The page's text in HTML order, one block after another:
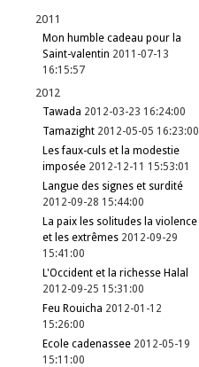
2011
Mon humble cadeau pour la
Saint-valentin 2011-07-13
16:15:57
2012
Tawada 2012-03-23 16:24:00
Tamazight 2012-05-05 16:23:00
Les faux-culs et la modestie
imposée 2012-12-11 15:53:01
Langue des signes et surdité
2012-09-28 15:44:00
La paix les solitudes la violence
et les extrêmes 2012-09-29
15:41:00
L'Occident et la richesse Halal
2012-09-25 15:31:00
Feu Rouicha 2012-01-12
15:26:00
Ecole cadenassee 2012-05-19
15:11:00